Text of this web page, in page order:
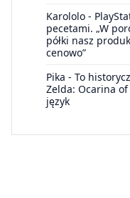
Karololo -
pecetami. „W
półki nasz
cenowo”
Pika - To
Zelda: Ocarina
język